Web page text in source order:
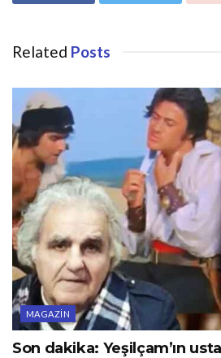
Related Posts
MAGAZIN
Son dakika: Yeşilçam’ın